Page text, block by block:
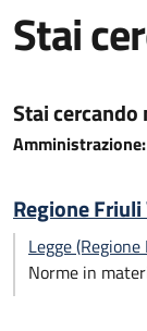
Stai
Stai cercando
Amministrazione:
Regione Friuli
Legge
Norme in